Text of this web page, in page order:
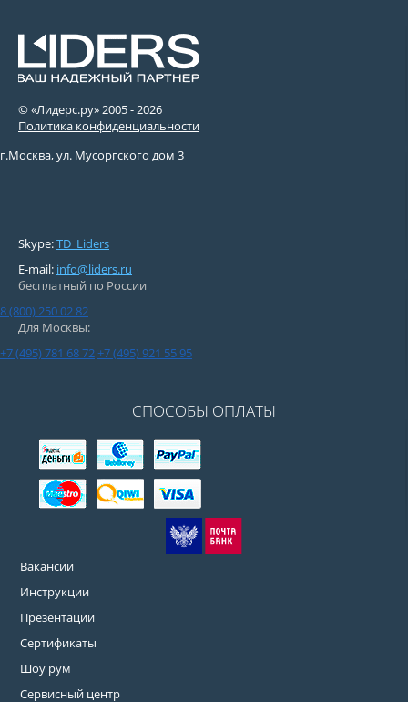
© «Лидерс.ру» 2005 -2026
Политика конфиденциальности
г.Москва, ул. Мусоргского дом 3
Skype:TD_Liders
E-mail: info@liders.ru
бесплатный по России
8 (800) 250 02 82
Для Москвы:
+7 (495) 781 68 72+7 (495) 921 55 95
СПОСОБЫ ОПЛАТЫ
Вакансии
Инструкции
Презентации
Сертификаты
Шоу рум
Сервисный центр